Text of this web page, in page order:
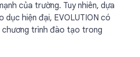
của trường. Tuy nhiên, dựa
dục hiện đại, EVOLUTION có
trình đào tạo trong